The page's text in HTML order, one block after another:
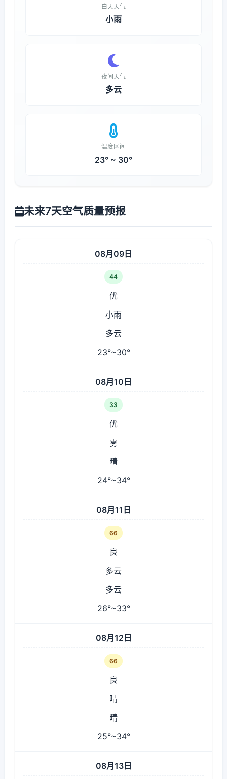
白天天气
小雨
夜间天气
多云
温度区间
23° ~ 30°
未来7天空气质量预报
08月09日
44
优
小雨
多云
23°~30°
08月10日
33
优
雾
晴
24°~34°
08月11日
66
良
多云
多云
26°~33°
08月12日
66
良
晴
晴
25°~34°
08月13日